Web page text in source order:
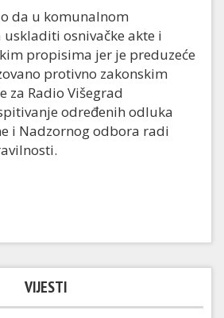
da u komunalnom
osnivačke akte i
propisima jer je preduzeće
protivno zakonskim
za Radio Višegrad
određenih odluka
i Nadzornog odbora radi
VIJESTI